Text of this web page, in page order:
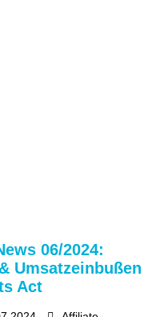
06/2024:
Umsatzeinbußen
Act